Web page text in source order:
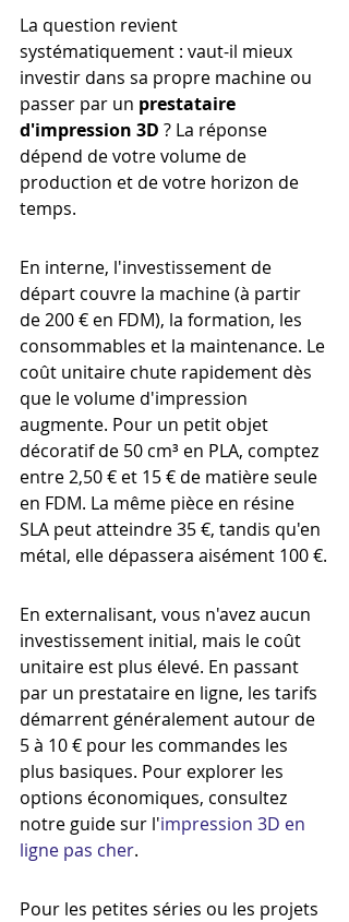
La question revient
systématiquement : vaut-il mieux
investir dans sa propre machine ou
passer par un prestataire
d'impression 3D ? La réponse
dépend de votre volume de
production et de votre horizon de
temps.
En interne, l'investissement de
départ couvre la machine (à partir
de 200 € en FDM), la formation, les
consommables et la maintenance. Le
coût unitaire chute rapidement dès
que le volume d'impression
augmente. Pour un petit objet
décoratif de 50 cm³ en PLA, comptez
entre 2,50 € et 15 € de matière seule
en FDM. La même pièce en résine
SLA peut atteindre 35 €, tandis qu'en
métal, elle dépassera aisément 100 €.
En externalisant, vous n'avez aucun
investissement initial, mais le coût
unitaire est plus élevé. En passant
par un prestataire en ligne, les tarifs
démarrent généralement autour de
5 à 10 € pour les commandes les
plus basiques. Pour explorer les
options économiques, consultez
notre guide sur l'impression 3D en
ligne pas cher.
Pour les petites séries ou les projets